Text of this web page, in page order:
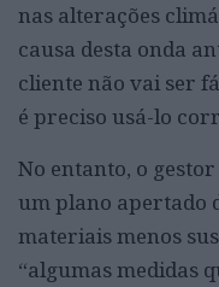
nas alterações
causa desta onda
cliente não vai ser
é preciso usá-lo
No entanto, o
um plano apertado
materiais menos
“algumas medidas